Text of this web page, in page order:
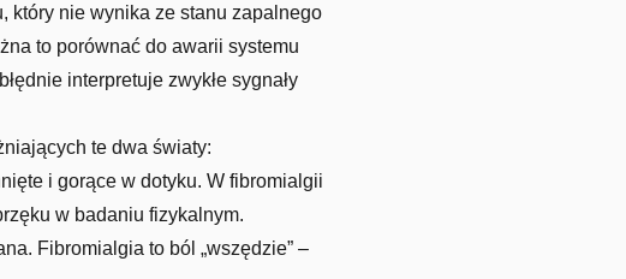
który nie wynika ze stanu zapalnego
to porównać do awarii systemu
interpretuje zwykłe sygnały
te dwa światy:
i gorące w dotyku. W fibromialgii
w badaniu fizykalnym.
Fibromialgia to ból „wszędzie” –